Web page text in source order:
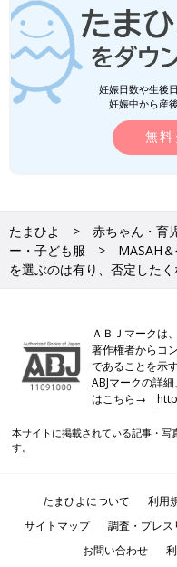
妊娠日数や生後
妊娠中から産
無料
たまひよ 赤ちゃん・育
ー・子ども服
MASAH
を選ぶのは有り、否定したく
ＡＢＪマークは
著作権者からコ
であることを示
ABJマークの詳
はこちら→
本サイトに掲載されている記事・写
す。
たまひよについて 利用
サイトマップ
調査・プレ
お問い合わせ